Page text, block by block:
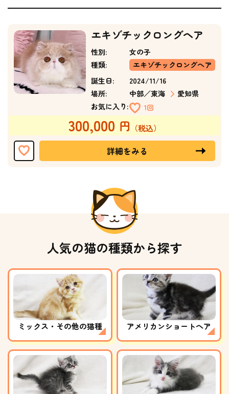
エキゾチックロングヘア
性別:
女の子
種類:
エキゾチックロングヘア
誕生日:
2024/11/16
場所:
中部／東海
愛知県
お気に入り:
1回
300,000
詳細をみる
人気の猫の種類から探す
ミックス・その他の猫種 アメリカンショートヘア